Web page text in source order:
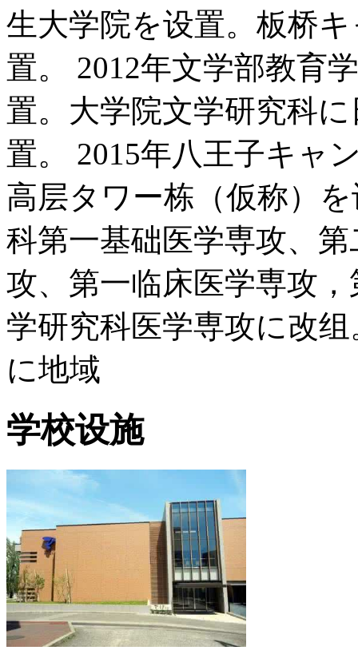
生大学院を设置。板桥
置。 2012年文学部教育
置。大学院文学研究科
置。 2015年八王子キャ
高层タワー栋（仮称）
科第一基础医学専攻、
攻、第一临床医学専攻
学研究科医学専攻に改
に地域
学校设施